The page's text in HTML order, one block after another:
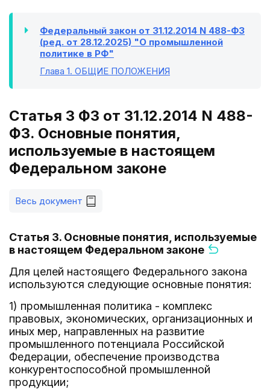
Федеральный закон от 31.12.2014 N 488-ФЗ
(ред. от 28.12.2025) "О промышленной
политике в РФ"
Глава 1. ОБЩИЕ ПОЛОЖЕНИЯ
Статья 3 ФЗ от 31.12.2014 N 488-
ФЗ. Основные понятия,
используемые в настоящем
Федеральном законе
Весь документ
Статья 3. Основные понятия, используемые
в настоящем Федеральном законе
Для целей настоящего Федерального закона
используются следующие основные понятия:
1) промышленная политика - комплекс
правовых, экономических, организационных и
иных мер, направленных на развитие
промышленного потенциала Российской
Федерации, обеспечение производства
конкурентоспособной промышленной
продукции;